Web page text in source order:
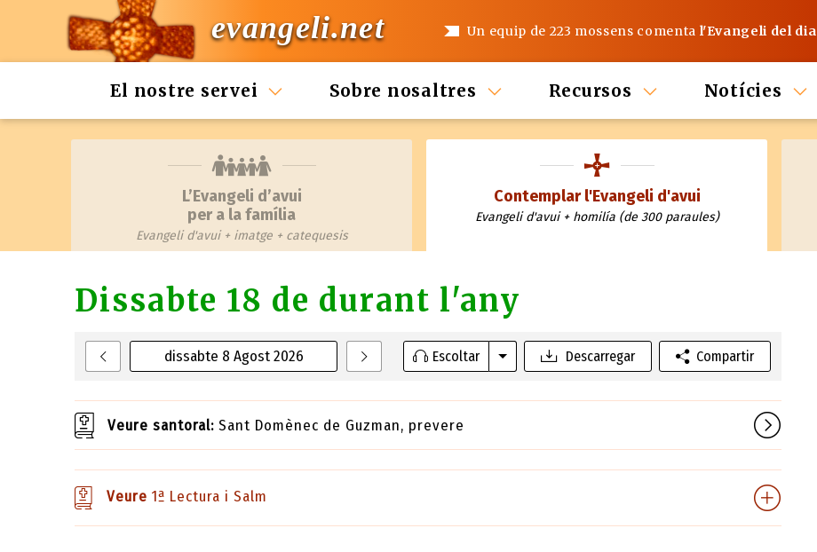
evangeli.net Un equip de 223 mossens comenta l'Evangeli del dia
El nostre servei Sobre nosaltres Recursos Notícies
L’Evangeli d’avui
per a la família
Evangeli d'avui + imatge + catequesis
Contemplar l'Evangeli d'avui
Evangeli d'avui + homilía (de 300 paraules)
dissabte 8 Agost 2026
Veure santoral: Sant Domènec de Guzman, prevere
Dissabte 18 de durant l'any
Escoltar Descarregar Compartir
Veure 1ª Lectura i Salm